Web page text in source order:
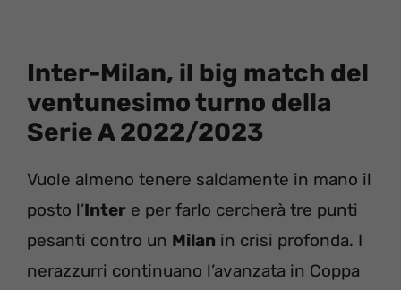
Inter-Milan, il big match del
ventunesimo turno della
Serie A 2022/2023
Vuole almeno tenere saldamente in mano il
posto l’Inter e per farlo cercherà tre punti
pesanti contro un Milan in crisi profonda. I
nerazzurri continuano l’avanzata in Coppa